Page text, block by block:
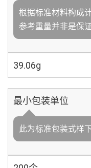
根据标准材料构成
参考重量并非是保
39.06g
最小包装单位
此为标准包装式样